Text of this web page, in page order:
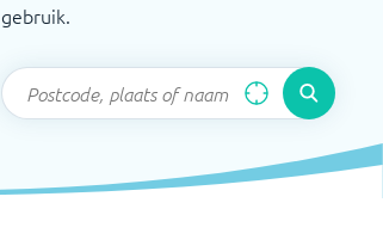
gebruik.